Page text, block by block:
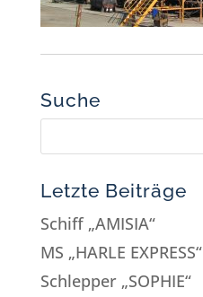
Suche
Letzte Beiträge
Schiff „AMISIA“
MS „HARLE EXPRESS“
Schlepper „SOPHIE“